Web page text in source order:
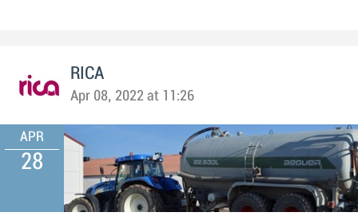
RICA
Apr 08, 2022 at 11:26
APR
28